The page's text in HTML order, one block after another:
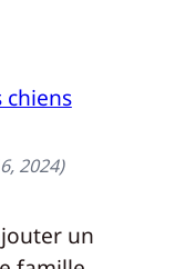
2024)
un